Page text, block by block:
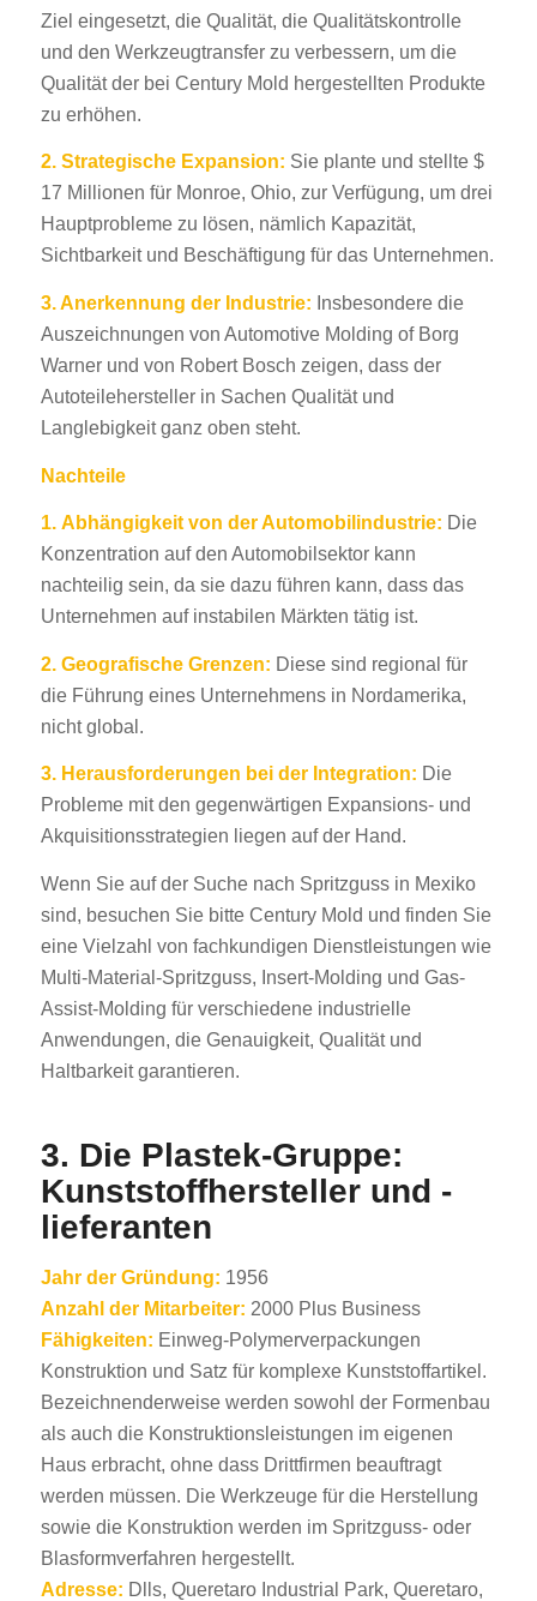
Ziel eingesetzt, die Qualität, die Qualitätskontrolle
und den Werkzeugtransfer zu verbessern, um die
Qualität der bei Century Mold hergestellten Produkte
zu erhöhen.
2. Strategische Expansion: Sie plante und stellte $
17 Millionen für Monroe, Ohio, zur Verfügung, um drei
Hauptprobleme zu lösen, nämlich Kapazität,
Sichtbarkeit und Beschäftigung für das Unternehmen.
3. Anerkennung der Industrie: Insbesondere die
Auszeichnungen von Automotive Molding of Borg
Warner und von Robert Bosch zeigen, dass der
Autoteilehersteller in Sachen Qualität und
Langlebigkeit ganz oben steht.
Nachteile
1. Abhängigkeit von der Automobilindustrie: Die
Konzentration auf den Automobilsektor kann
nachteilig sein, da sie dazu führen kann, dass das
Unternehmen auf instabilen Märkten tätig ist.
2. Geografische Grenzen: Diese sind regional für
die Führung eines Unternehmens in Nordamerika,
nicht global.
3. Herausforderungen bei der Integration: Die
Probleme mit den gegenwärtigen Expansions- und
Akquisitionsstrategien liegen auf der Hand.
Wenn Sie auf der Suche nach Spritzguss in Mexiko
sind, besuchen Sie bitte Century Mold und finden Sie
eine Vielzahl von fachkundigen Dienstleistungen wie
Multi-Material-Spritzguss, Insert-Molding und Gas-
Assist-Molding für verschiedene industrielle
Anwendungen, die Genauigkeit, Qualität und
Haltbarkeit garantieren.
3. Die Plastek-Gruppe:
Kunststoffhersteller und -
lieferanten
Jahr der Gründung: 1956
Anzahl der Mitarbeiter: 2000 Plus Business
Fähigkeiten: Einweg-Polymerverpackungen
Konstruktion und Satz für komplexe Kunststoffartikel.
Bezeichnenderweise werden sowohl der Formenbau
als auch die Konstruktionsleistungen im eigenen
Haus erbracht, ohne dass Drittfirmen beauftragt
werden müssen. Die Werkzeuge für die Herstellung
sowie die Konstruktion werden im Spritzguss- oder
Blasformverfahren hergestellt.
Adresse: Dlls, Queretaro Industrial Park, Queretaro,